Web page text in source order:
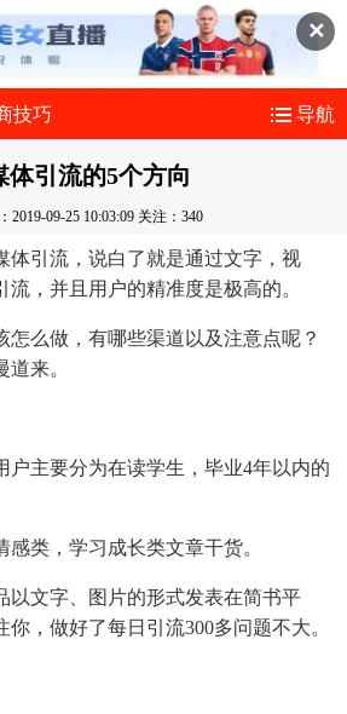
✕
技巧 导航
体引流的5个方向
2019-09-25 10:03:09 关注：340
引流，说白了就是通过文字，视
，并且用户的精准度是极高的。
么做，有哪些渠道以及注意点呢？
来。
主要分为在读学生，毕业4年以内的
类，学习成长类文章干货。
文字、图片的形式发表在简书平
，做好了每日引流300多问题不大。